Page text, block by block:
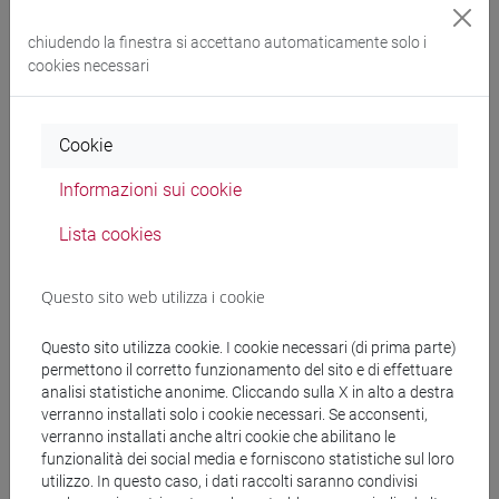
Struttura generale dell'insegnamento
LINGUA CINESE AVANZATA PER LA GESTIONE
ESERCITAZIONI A DI LINGUA CINESE
MOD. 1
AVANZATA PER LA GESTIONE
AZIENDALE 1 MOD. 1 Cognomi A-L
ESERCITAZIONI A DI LINGUA CINESE
AVANZATA PER LA GESTIONE
AZIENDALE 1 MOD. 1 Cognomi M-Z
ESERCITAZIONI B DI LINGUA CINESE
chiudendo la finestra si accettano automaticamente solo i
cookies necessari
Cookie
Informazioni sui cookie
Lista cookies
Questo sito web utilizza i cookie
Questo sito utilizza cookie. I cookie necessari (di prima parte)
permettono il corretto funzionamento del sito e di effettuare
analisi statistiche anonime. Cliccando sulla X in alto a destra
verranno installati solo i cookie necessari. Se acconsenti,
verranno installati anche altri cookie che abilitano le
funzionalità dei social media e forniscono statistiche sul loro
utilizzo. In questo caso, i dati raccolti saranno condivisi